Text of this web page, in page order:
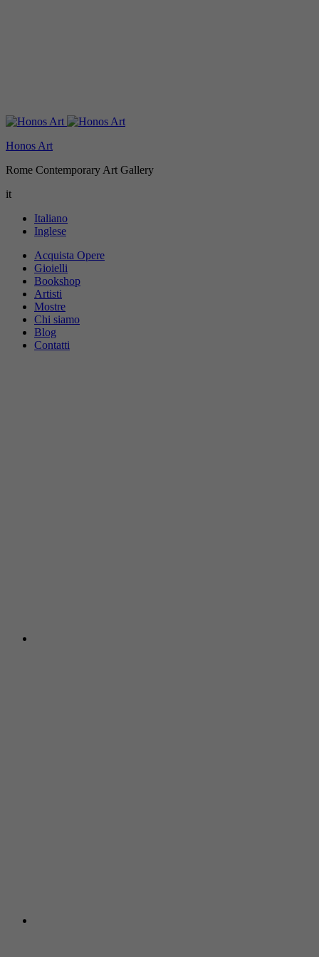
Honos Art
Rome Contemporary Art Gallery
it
Italiano
Inglese
Acquista Opere
Gioielli
Bookshop
Artisti
Mostre
Chi siamo
Blog
Contatti